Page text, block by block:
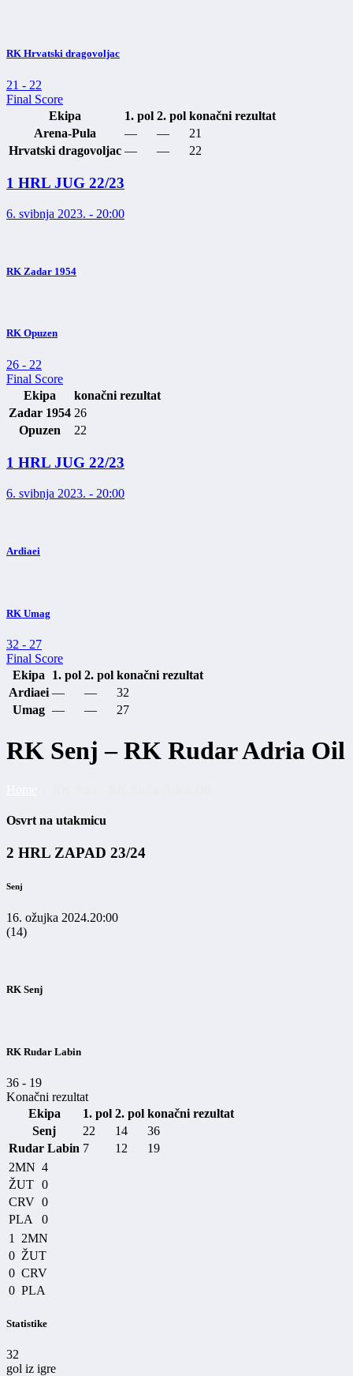
RK Hrvatski dragovoljac
21 - 22
Final Score
Ekipa
1. pol 2. pol konačni rezultat
Arena-Pula
— —
21
Hrvatski dragovoljac — — 22
1 HRL JUG 22/23
6. svibnja 2023. - 20:00
RK Zadar 1954
RK Opuzen
26 - 22
Final Score
Ekipa
konačni rezultat
Zadar 1954 26
Opuzen
22
1 HRL JUG 22/23
6. svibnja 2023. - 20:00
Ardiaei
RK Umag
32 - 27
Final Score
Ekipa
1. pol 2. pol konačni rezultat
Ardiaei — —
32
Umag — — 27
RK Senj – RK Rudar Adria Oil
Osvrt na utakmicu
2 HRL ZAPAD 23/24
Senj
16. ožujka 2024.20:00
(14)
RK Senj
RK Rudar Labin
36 - 19
Konačni rezultat
Ekipa
1. pol 2. pol konačni rezultat
Senj
22 14
36
Rudar Labin 7 12
19
2MN 4
ŽUT 0
CRV 0
PLA
0
1
2MN
0 ŽUT
0 CRV
0 PLA
Statistike
32
gol iz igre